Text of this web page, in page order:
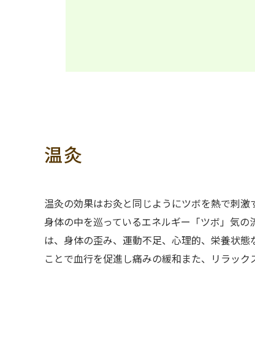
温灸
温灸の効果はお灸と同じようにツボを熱で刺激
身体の中を巡っているエネルギー「ツボ」気
は、身体の歪み、運動不足、心理的、栄養状
ことで血行を促進し痛みの緩和また、リラック